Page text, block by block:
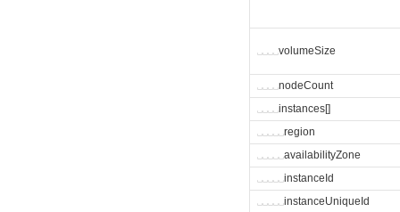
␣␣␣␣volumeSize
␣␣␣␣nodeCount
␣␣␣␣instances[]
␣␣␣␣␣region
␣␣␣␣␣availabilityZone
␣␣␣␣␣instanceId
␣␣␣␣␣instanceUniqueId